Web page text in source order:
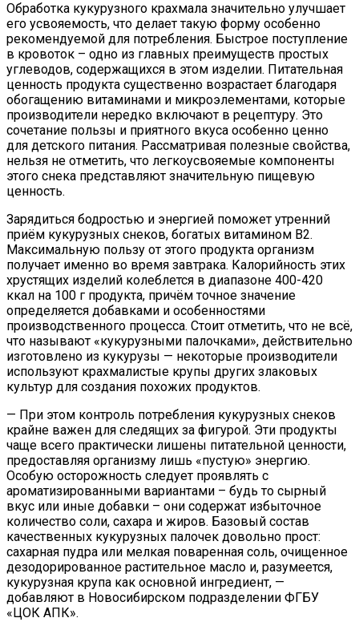
Обработка кукурузного крахмала значительно улучшает
его усвояемость, что делает такую форму особенно
рекомендуемой для потребления. Быстрое поступление
в кровоток – одно из главных преимуществ простых
углеводов, содержащихся в этом изделии. Питательная
ценность продукта существенно возрастает благодаря
обогащению витаминами и микроэлементами, которые
производители нередко включают в рецептуру. Это
сочетание пользы и приятного вкуса особенно ценно
для детского питания. Рассматривая полезные свойства,
нельзя не отметить, что легкоусвояемые компоненты
этого снека представляют значительную пищевую
ценность.
Зарядиться бодростью и энергией поможет утренний
приём кукурузных снеков, богатых витамином B2.
Максимальную пользу от этого продукта организм
получает именно во время завтрака. Калорийность этих
хрустящих изделий колеблется в диапазоне 400-420
ккал на 100 г продукта, причём точное значение
определяется добавками и особенностями
производственного процесса. Стоит отметить, что не всё,
что называют «кукурузными палочками», действительно
изготовлено из кукурузы — некоторые производители
используют крахмалистые крупы других злаковых
культур для создания похожих продуктов.
— При этом контроль потребления кукурузных снеков
крайне важен для следящих за фигурой. Эти продукты
чаще всего практически лишены питательной ценности,
предоставляя организму лишь «пустую» энергию.
Особую осторожность следует проявлять с
ароматизированными вариантами – будь то сырный
вкус или иные добавки – они содержат избыточное
количество соли, сахара и жиров. Базовый состав
качественных кукурузных палочек довольно прост:
сахарная пудра или мелкая поваренная соль, очищенное
дезодорированное растительное масло и, разумеется,
кукурузная крупа как основной ингредиент, —
добавляют в Новосибирском подразделении ФГБУ
«ЦОК АПК».